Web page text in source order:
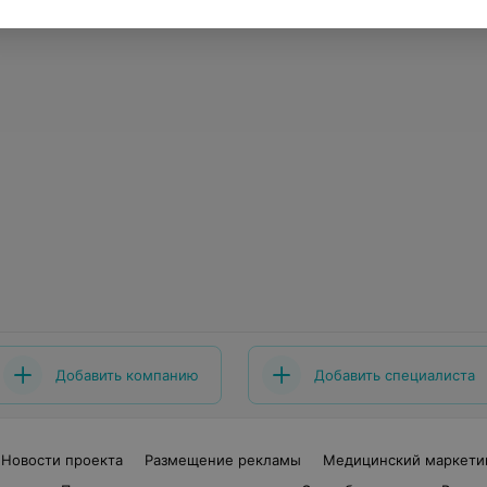
Добавить компанию Добавить специалиста
Новости проекта Размещение рекламы
Медицинский